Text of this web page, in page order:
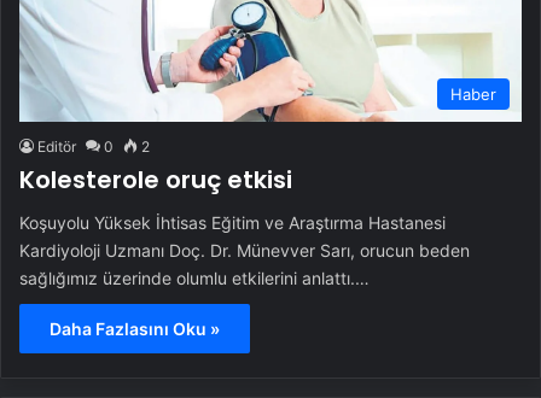
Haber
Editör 0 2
Kolesterole oruç etkisi
Koşuyolu Yüksek İhtisas Eğitim ve Araştırma Hastanesi
Kardiyoloji Uzmanı Doç. Dr. Münevver Sarı, orucun beden
sağlığımız üzerinde olumlu etkilerini anlattı.…
Daha Fazlasını Oku »